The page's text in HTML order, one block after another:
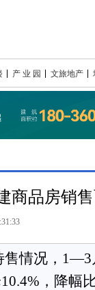
产 业 园 文旅地产
商品房销
情况，
，降幅